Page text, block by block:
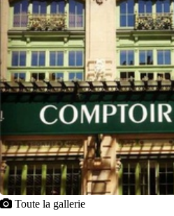
Toute la gallerie